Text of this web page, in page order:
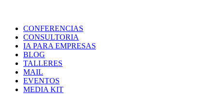
CONFERENCIAS
CONSULTORIA
IA PARA EMPRESAS
BLOG
TALLERES
MAIL
EVENTOS
MEDIA KIT